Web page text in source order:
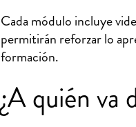
Cada módulo incluye
permitirán reforzar lo
formación.
¿A quién va